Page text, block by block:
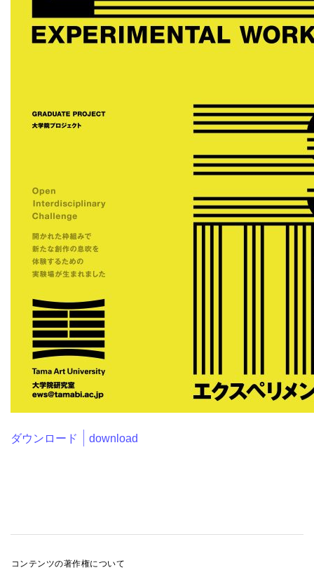
ダウンロード｜download
コンテンツの著作権について